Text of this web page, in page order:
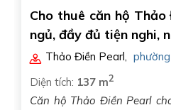
Cho thuê căn hộ
ngủ, đầy đủ tiện nghi,
Thảo Điền Pearl,
Diện tích: 137 m2
Căn hộ Thảo Điền Pearl